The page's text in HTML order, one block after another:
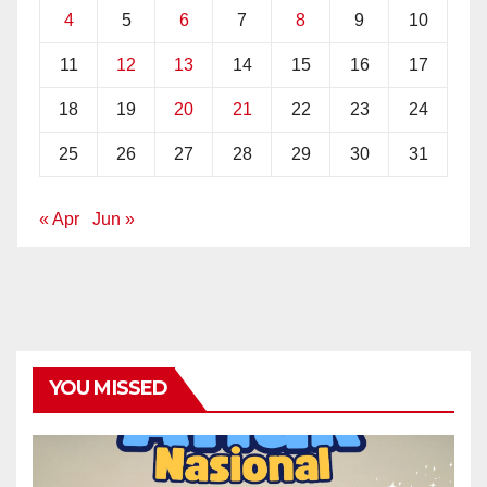
4 5 6 7 8 9 10
11 12 13 14 15 16 17
18 19 20 21 22 23 24
25 26 27 28 29 30 31
« Apr Jun »
YOU MISSED